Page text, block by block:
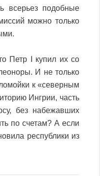
всерьез подобные
можно только
Петр I купил их со
И не только
к «северным
Ингрии, часть
без набежавших
по счетам? А если
республики из